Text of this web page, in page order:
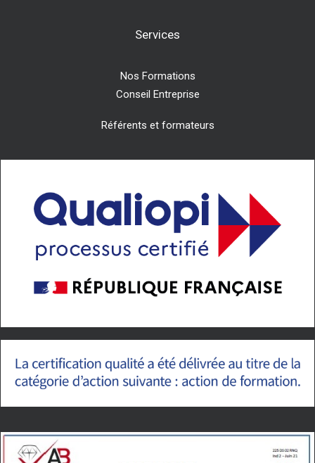
Services
Nos Formations
Conseil Entreprise
Référents et formateurs